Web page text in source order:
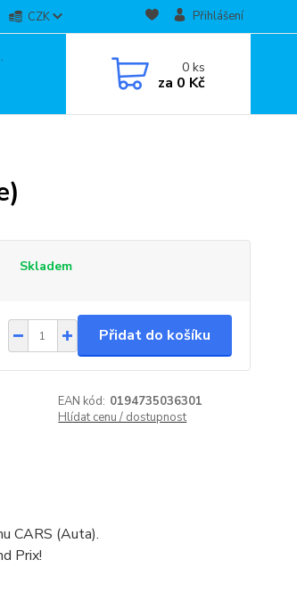
CZK Přihlášení
0ks
za 0 Kč
Skladem
Přidat do košíku
EAN kód: 0194735036301
Hlídat cenu / dostupnost
CARS (Auta).
Prix!